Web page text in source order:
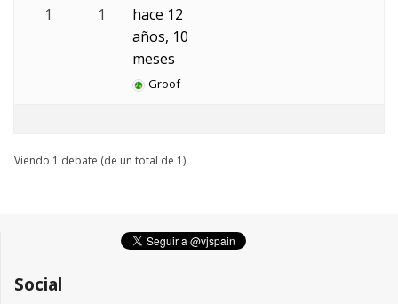
1 1
hace 12
años, 10
meses
Groof
Viendo 1 debate (de un total de 1)
Social